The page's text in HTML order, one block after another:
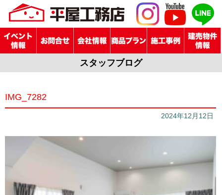
スタッフブログ
IMG_7282
2024年12月12日